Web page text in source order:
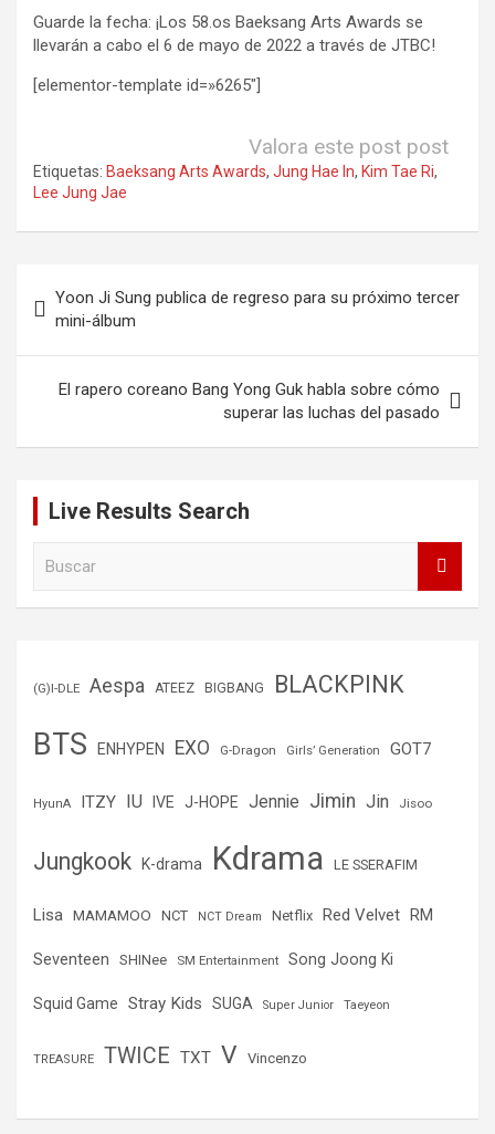
Guarde la fecha: ¡Los 58.os Baeksang Arts Awards se
llevarán a cabo el 6 de mayo de 2022 a través de JTBC!
[elementor-template id=»6265″]
Valora este post post
Etiquetas: Baeksang Arts Awards, Jung Hae In, Kim Tae Ri,
Lee Jung Jae
de
entradas
Yoon Ji Sung publica de regreso para su próximo tercer
mini-álbum
El rapero coreano Bang Yong Guk habla sobre cómo
superar las luchas del pasado
Live Results Search
(G)I-DLE Aespa ATEEZ BIGBANG BLACKPINK
BTS ENHYPEN EXO G-Dragon Girls’ Generation GOT7
HyunA ITZY IU IVE J-HOPE Jennie Jimin Jin Jisoo
Jungkook K-drama Kdrama LE SSERAFIM
Lisa MAMAMOO NCT NCT Dream Netflix Red Velvet RM
Seventeen SHINee SM Entertainment Song Joong Ki
Squid Game Stray Kids SUGA Super Junior Taeyeon
TREASURE TWICE TXT V Vincenzo